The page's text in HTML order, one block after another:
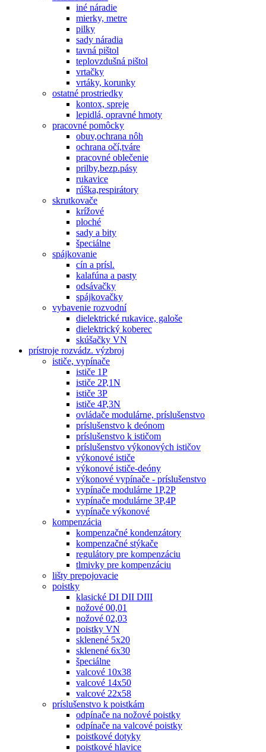
iné náradie
mierky, metre
pilky
sady náradia
tavná pištol
teplovzdušná pištol
vrtačky
vrtáky, korunky
ostatné prostriedky
kontox, spreje
lepidlá, opravné hmoty
pracovné pomôcky
obuv,ochrana nôh
ochrana očí,tváre
pracovné oblečenie
prilby,bezp.pásy
rukavice
rúška,respirátory
skrutkovače
krížové
ploché
sady a bity
špeciálne
spájkovanie
cín a prísl.
kalafúna a pasty
odsávačky
spájkovačky
vybavenie rozvodní
dielektrické rukavice, galoše
dielektrický koberec
skúšačky VN
prístroje rozvádz. výzbroj
ističe, vypínače
ističe 1P
ističe 2P,1N
ističe 3P
ističe 4P,3N
ovládače modulárne, príslušenstvo
príslušenstvo k deónom
príslušenstvo k ističom
príslušenstvo výkonových ističov
výkonové ističe
výkonové ističe-deóny
výkonové vypínače - príslušenstvo
vypínače modulárne 1P,2P
vypínače modulárne 3P,4P
vypínače výkonové
kompenzácia
kompenzačné kondenzátory
kompenzačné stýkače
regulátory pre kompenzáciu
tlmivky pre kompenzáciu
lišty prepojovacie
poistky
klasické DI DII DIII
nožové 00,01
nožové 02,03
poistky VN
sklenené 5x20
sklenené 6x30
špeciálne
valcové 10x38
valcové 14x50
valcové 22x58
príslušenstvo k poistkám
odpínače na nožové poistky
odpínače na valcové poistky
poistkové dotyky
poistkové hlavice